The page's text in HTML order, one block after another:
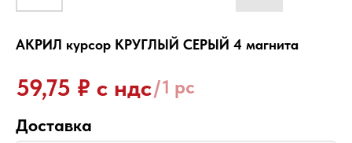
АКРИЛ курсор КРУГЛЫЙ СЕРЫЙ 4 магнита
59,75 ₽ с ндс/1 pc
Доставка